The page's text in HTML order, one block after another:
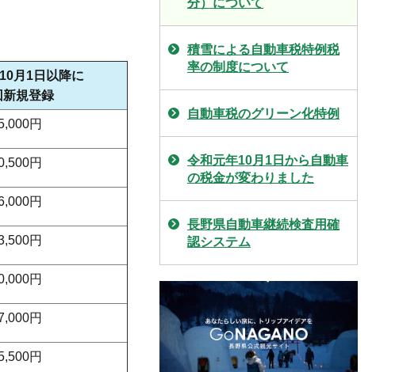
月1日以降に
新規登録
円
円
円
円
円
円
円
分）について
積雪による自動車税特例税
率の制度について
自動車税のグリーン化特例
令和元年10月1日から自動車
の税金が変わりました
長野県自動車継続検査用確
認システム